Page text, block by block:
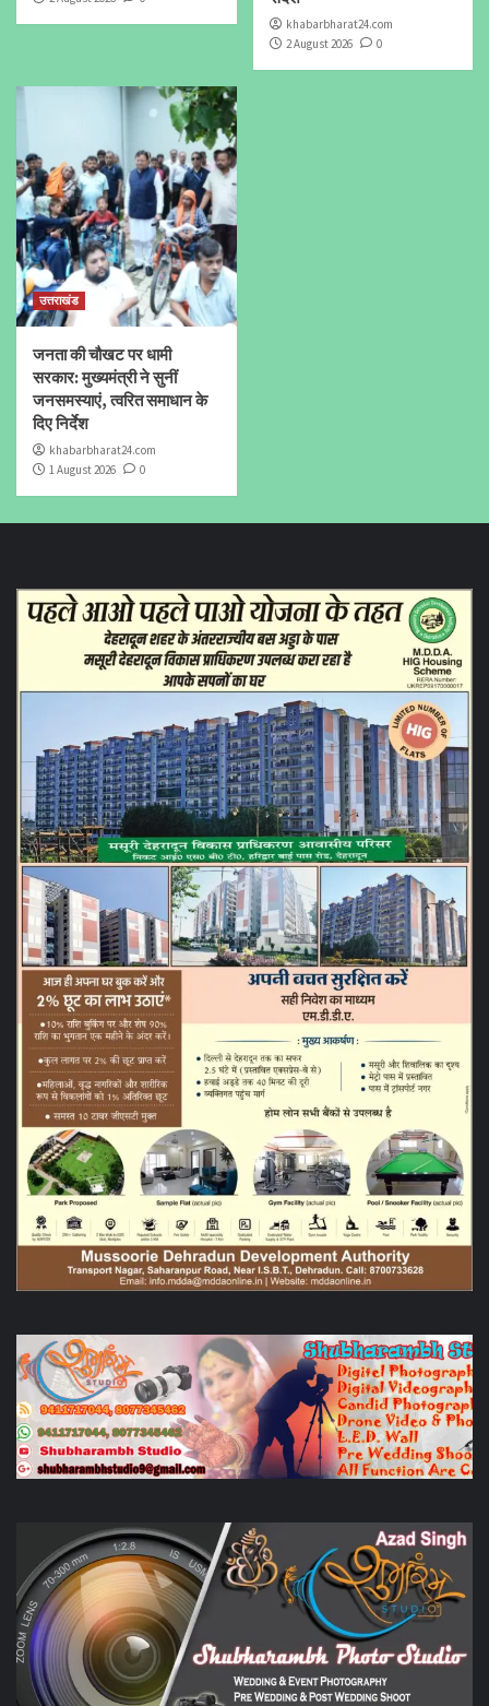
khabarbharat24.com
2 August 2026
0
उत्तराखंड
जनता की चौखट पर धामी
सरकार: मुख्यमंत्री ने सुनीं
जनसमस्याएं, त्वरित समाधान के
दिए निर्देश
khabarbharat24.com
1 August 2026
0